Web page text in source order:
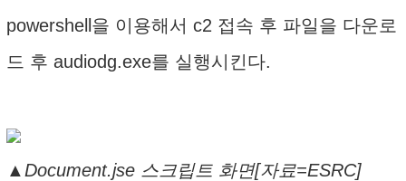
powershell을 이용해서 c2 접속 후 파일을 다운로
드 후 audiodg.exe를 실행시킨다.
▲Document.jse 스크립트 화면[자료=ESRC]